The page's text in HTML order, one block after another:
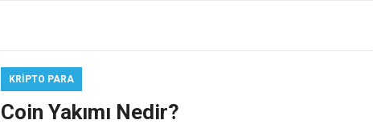
KRIPTO PARA
Coin Yakımı Nedir?